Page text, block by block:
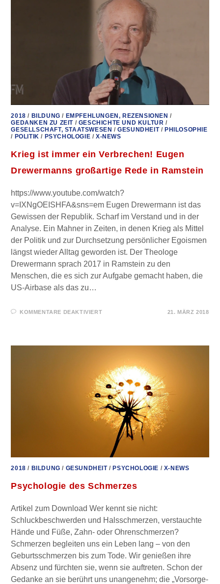
COLDWELL
IM
2018 / BILDUNG / EMPFEHLUNGEN, REZENSIONEN /
GEDANKEN ZU ZEIT / GESCHICHTE UND KULTUR /
GESELLSCHAFT, STAATSWESEN /GESUNDHEIT/PHILOSOPHIE
/ POLITIK / PSYCHOLOGIE /X-NEWS
Krieg ist immer ein Verbrechen! Eugen
Drewermanns großartige Rede in Ramstein
https://www.youtube.com/watch?
v=IXNgOEISHFA&sns=em Eugen Drewermann ist das
Gewissen der Republik. Scharf im Verstand und in der
Analyse. Ein Mahner in Zeiten, in denen Krieg als Mittel
der Politik und zur Durchsetzung persönlicher Egoismen
längst wieder Alltag geworden ist. Der Theologe
Drewermann sprach 2017 in Ramstein zu den
Menschen, die es sich zur Aufgabe gemacht haben, die
US-Airbase als das zu…
KOMMENTARE DEAKTIVIERTFÜR
GROSSARTIGE R
EDE I
N R
AMSTEIN
21. MÄRZ 2018
2018 / BILDUNG / GESUNDHEIT/PSYCHOLOGIE / X-NEWS
Psychologie des Schmerzes
Artikel zum Download Wer kennt sie nicht:
Schluckbeschwerden und Halsschmerzen, verstauchte
Hände und Füße, Zahn- oder Ohrenschmerzen?
Schmerzen begleiten uns ein Leben lang – von den
Geburtsschmerzen bis zum Tode. Wir genießen ihre
Absenz und fürchten sie, wenn sie auftreten. Schon der
Gedanke an sie berührt uns unangenehm; die „Vorsorge-